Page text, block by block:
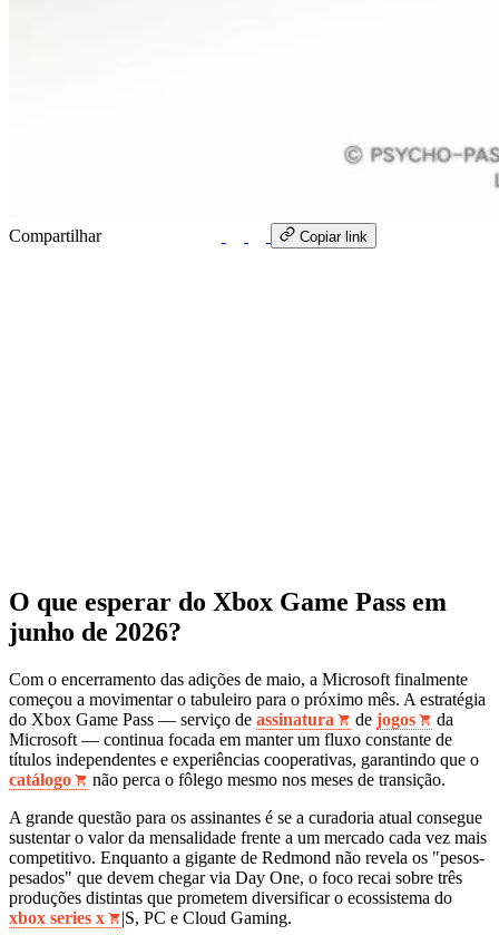
Compartilhar Copiar link
O que esperar do Xbox Game Pass em
junho de 2026?
Com o encerramento das adições de maio, a Microsoft finalmente
começou a movimentar o tabuleiro para o próximo mês. A estratégia
do Xbox Game Pass — serviço de assinatura de jogos
da
Microsoft — continua focada em manter um fluxo constante de
títulos independentes e experiências cooperativas, garantindo que o
catálogo
não perca o fôlego mesmo nos meses de transição.
A grande questão para os assinantes é se a curadoria atual consegue
sustentar o valor da mensalidade frente a um mercado cada vez mais
competitivo. Enquanto a gigante de Redmond não revela os "pesos-
pesados" que devem chegar via Day One, o foco recai sobre três
produções distintas que prometem diversificar o ecossistema do
xbox series x
|S, PC e Cloud Gaming.